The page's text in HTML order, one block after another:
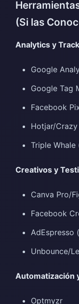
(Si las
Analytics y
Google
Google Tag
Facebook
Hotjar/Crazy
Triple
Creativos y
Canva Pro/
Facebook
AdEspresso
Unbounce/
Automatización
Optmyzr